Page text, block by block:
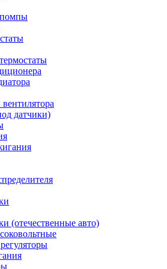
помпы
датчики)
(отечественные авто)